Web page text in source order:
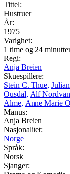
Tittel:
Hustruer
År:
1975
Varighet:
1 time og 24 minutter
Regi:
Anja Breien
Skuespillere:
Stein C. Thue,
Ousdal, Alf
Alme, Anne Marie
Manus:
Anja Breien
Nasjonalitet:
Norge
Språk:
Norsk
Sjanger: